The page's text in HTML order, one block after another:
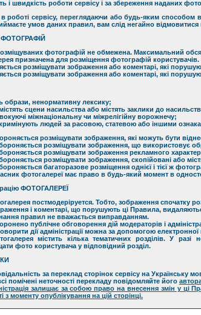
і швидкість роботи сервісу і за збереження наданих
в роботі сервісу, переглядаючи або будь-яким
умов даних правил, вам слід негайно відмовитися
ФОТОГРАФІЙ
фотографій не обмежена. Максимальний
призначена для розміщення фотографій користувачів.
розміщувати зображення або коментарі, які
розміщувати зображення або коментарі, які
образи, ненормативну лексику;
сцени насильства або містять заклики до
міжнаціональну чи міжрелігійну ворожнечу;
людей за расовою, статевою або іншими
розміщувати зображення, які можуть бути
розміщувати зображення, що використовує
розміщувати зображення рекламного
розміщувати зображення, скопійовані або
багаторазове розміщення однієї і тієї ж
фотогалереї має право в будь-який момент в
ФОТОГАЛЕРЕЇ
постмодеріруется. Тобто, зображення спочатку
і коментарі, що порушують ці Правила,
правил не вважається виправданням.
публічне обговорення дій модераторів і
дії адміністрації можна за допомогою
містить кілька тематичних розділів. У разі
фото користувача у відповідний розділ.
за переклад сторінок сервісу на Українську
помічені неточності перекладу повідомляйте його
залишає за собою право на внесення змін у
з моменту опублікування на цій сторінці.